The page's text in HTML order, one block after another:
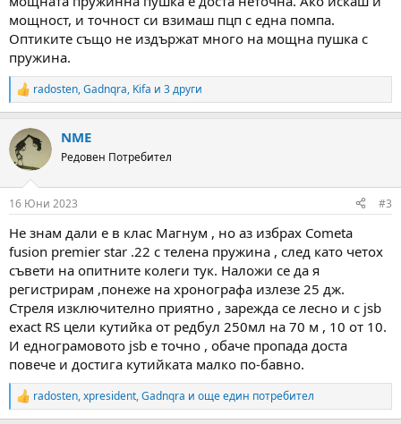
мощност, и точност си взимаш пцп с една помпа.
Оптиките също не издържат много на мощна пушка с
пружина.
R
e
c
t
i
s
radosten,Gadnqra, Kifa и 3 други
NME
Редовен Потребител
16 Юни 2023 #3
Не знам дали е в клас Магнум , но аз избрах Cometa
fusion premier star .22 с телена пружина , след като четох
съвети на опитните колеги тук. Наложи се да я
регистрирам ,понеже на хронографа излезе 25 дж.
Стреля изключително приятно , зарежда се лесно и с jsb
exact RS цели кутийка от редбул 250мл на 70 м , 10 от 10.
И еднограмовото jsb е точно , обаче пропада доста
повече и достига кутийката малко по-бавно.
R
e
radosten,xpresident,Gadnqra и още един потребител